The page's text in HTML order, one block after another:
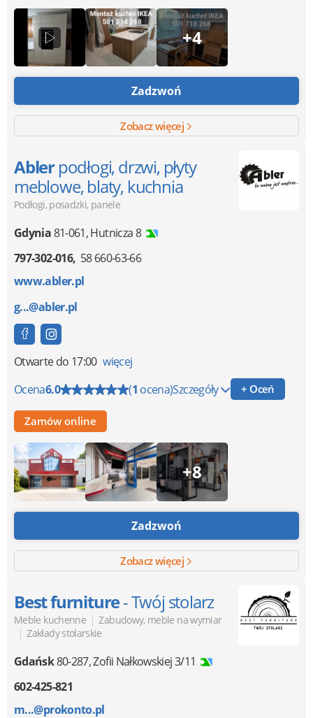
+4
Zadzwoń
Zobacz więcej
Abler podłogi, drzwi, płyty
meblowe, blaty, kuchnia
Podłogi, posadzki, panele
Gdynia81-061,Hutnicza 8
797-302-016 58 660-63-66
www.abler.pl
g...@abler.pl
Otwartedo 17:00 więcej
Ocena6.0 (1 ocena)Szczegóły + Oceń
Zamów online
+8
Zadzwoń
Zobacz więcej
Best furniture- Twój stolarz
Meble kuchenne | Zabudowy, meble na wymiar
| Zakłady stolarskie
Gdańsk80-287,Zofii Nałkowskiej 3/11
602-425-821
m...@prokonto.pl